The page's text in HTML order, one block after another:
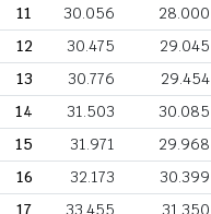
11
30.056 28.000
12
30.475 29.045
13
30.776 29.454
14
31.503 30.085
15
31.971 29.968
16
32.173 30.399
17
33.455 31.350